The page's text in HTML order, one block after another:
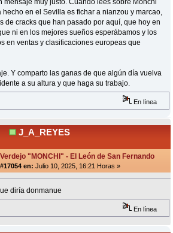
mensaje muy justo. Cuando lees sobre Monchi
en el Sevilla es fichar a nianzou y marcao,
de cracks que han pasado por aquí, que hoy en
ni en los mejores sueños esperábamos y los
en ventas y clasificaciones europeas que
Y comparto las ganas de que algún día vuelva
a su altura y que haga su trabajo.
En línea
J_A_REYES
"MONCHI" - El León de San Fernando
en: Julio 10, 2025, 16:21 Horas »
diría donmanue
En línea